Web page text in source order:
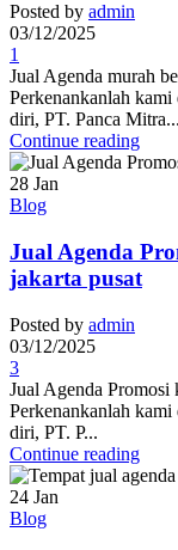
Posted by admin
03/12/2025
1
Jual Agenda murah
Perkenankanlah
diri, PT. Panca Mitra...
Continue reading
28 Jan
Blog
Jual Agenda
jakarta pusat
Posted by admin
03/12/2025
3
Jual Agenda Promosi
Perkenankanlah
diri, PT. P...
Continue reading
24 Jan
Blog